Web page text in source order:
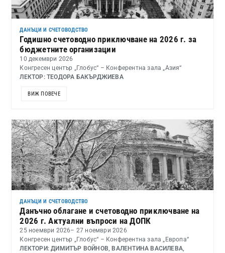
ДАНЪЦИ И СЧЕТОВОДСТВО
Годишно счетоводно приключване на 2026 г. за
бюджетните организации
10 декември 2026
Конгресен център „Глобус“ – Конферентна зала „Азия“
ЛЕКТОР: ТЕОДОРА БАКЪРДЖИЕВА
ВИЖ ПОВЕЧЕ
ДАНЪЦИ И СЧЕТОВОДСТВО
Данъчно облагане и счетоводно приключване на
2026 г. Актуални въпроси на ДОПК
25 ноември 2026– 27 ноември 2026
Конгресен център „Глобус“ – Конферентна зала „Европа“
ЛЕКТОРИ: ДИМИТЪР ВОЙНОВ, ВАЛЕНТИНА ВАСИЛЕВА,